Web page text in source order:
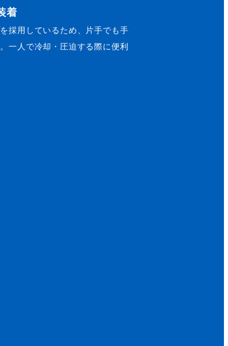
着
採用しているため、片手でも手
一人で冷却・圧迫する際に便利